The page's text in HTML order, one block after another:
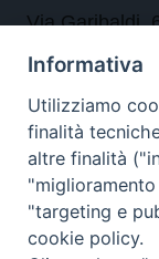
Via Garibaldi,
Orari
da lunedi al
Contatti
Informativa
Utilizziamo
finalità
altre finalità
"targeting e
cookie policy.